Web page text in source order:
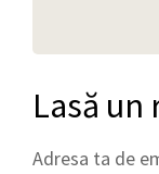
Lasă un
Adresa ta de